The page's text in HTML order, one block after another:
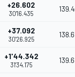
+26.602
30'16.435
139.4
+37.092
30'26.925
138.6
+1'44.342
31'34.175
139.6